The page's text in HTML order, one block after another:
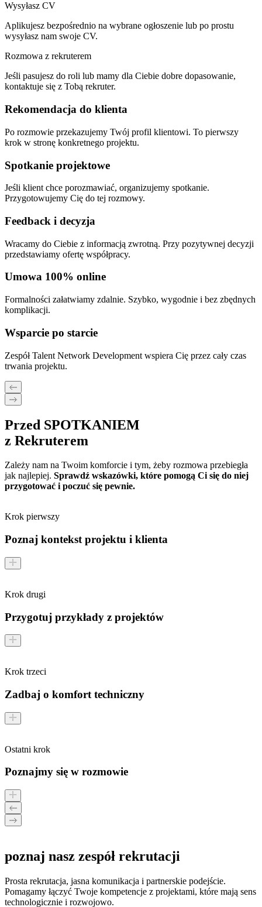
Wysyłasz CV
Aplikujesz bezpośrednio na wybrane ogłoszenie lub po prostu
wysyłasz nam swoje CV.
Rozmowa z rekruterem
Jeśli pasujesz do roli lub mamy dla Ciebie dobre dopasowanie,
kontaktuje się z Tobą rekruter.
Rekomendacja do klienta
Po rozmowie przekazujemy Twój profil klientowi. To pierwszy
krok w stronę konkretnego projektu.
Spotkanie projektowe
Jeśli klient chce porozmawiać, organizujemy spotkanie.
Przygotowujemy Cię do tej rozmowy.
Feedback i decyzja
Wracamy do Ciebie z informacją zwrotną. Przy pozytywnej decyzji
przedstawiamy ofertę współpracy.
Umowa 100% online
Formalności załatwiamy zdalnie. Szybko, wygodnie i bez zbędnych
komplikacji.
Wsparcie po starcie
Zespół Talent Network Development wspiera Cię przez cały czas
trwania projektu.
Przed SPOTKANIEM
z Rekruterem
Zależy nam na Twoim komforcie i tym, żeby rozmowa przebiegła
jak najlepiej. Sprawdź wskazówki, które pomogą Ci się do niej
przygotować i poczuć się pewnie.
Krok pierwszy
Poznaj kontekst projektu i klienta
Krok drugi
Przygotuj przykłady z projektów
Krok trzeci
Zadbaj o komfort techniczny
Ostatni krok
Poznajmy się w rozmowie
poznaj nasz zespół rekrutacji
Prosta rekrutacja, jasna komunikacja i partnerskie podejście.
Pomagamy łączyć Twoje kompetencje z projektami, które mają sens
technologicznie i rozwojowo.